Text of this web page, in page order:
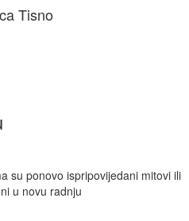
Tisno
su ponovo ispripovijedani mitovi ili
u novu radnju